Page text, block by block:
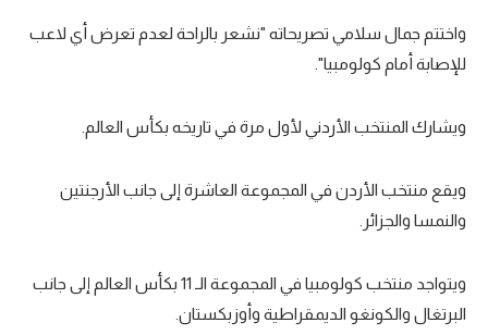
واختتم جمال سلامي تصريحاته "نشعر بالراحة لعدم تعرض أي لاعب
للإصابة أمام كولومبيا".
ويشارك المنتخب الأردني لأول مرة في تاريخه بكأس العالم.
ويقع منتخب الأردن في المجموعة العاشرة إلى جانب الأرجنتين
والنمسا والجزائر.
ويتواجد منتخب كولومبيا في المجموعة الـ 11 بكأس العالم إلى جانب
البرتغال والكونغو الديمقراطية وأوزبكستان.